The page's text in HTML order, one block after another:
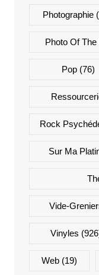
Photographie
Photo Of
Pop(76)
Rock
Sur Ma
Vide-
Vinyles
Web(19)